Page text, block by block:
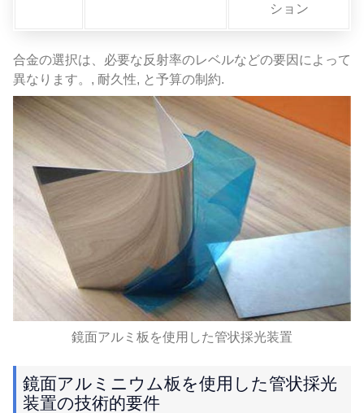
ション
合金の選択は、必要な反射率のレベルなどの要因によって
異なります。, 耐久性, と予算の制約.
鏡面アルミ板を使用した管状採光装置
鏡面アルミニウム板を使用した管状採光
装置の技術的要件